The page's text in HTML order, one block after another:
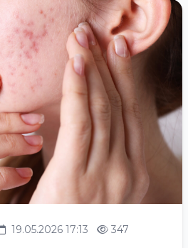
19.05.2026 17:13 347